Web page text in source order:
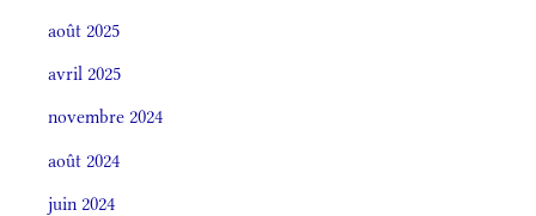
août 2025
avril 2025
novembre 2024
août 2024
juin 2024